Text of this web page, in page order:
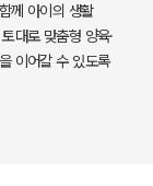
께 아이의 생활
대로 맞춤형 양육·
이어갈 수 있도록